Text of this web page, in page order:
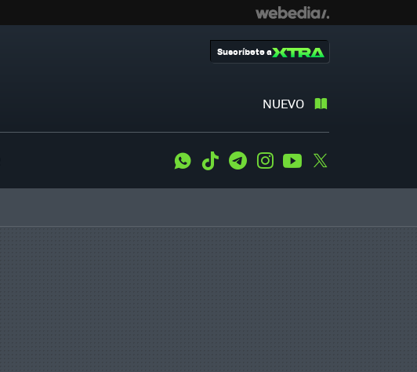
NUEVO
Suscríbete a
WhatsApp
Tiktok TelegramInstagramYoutube